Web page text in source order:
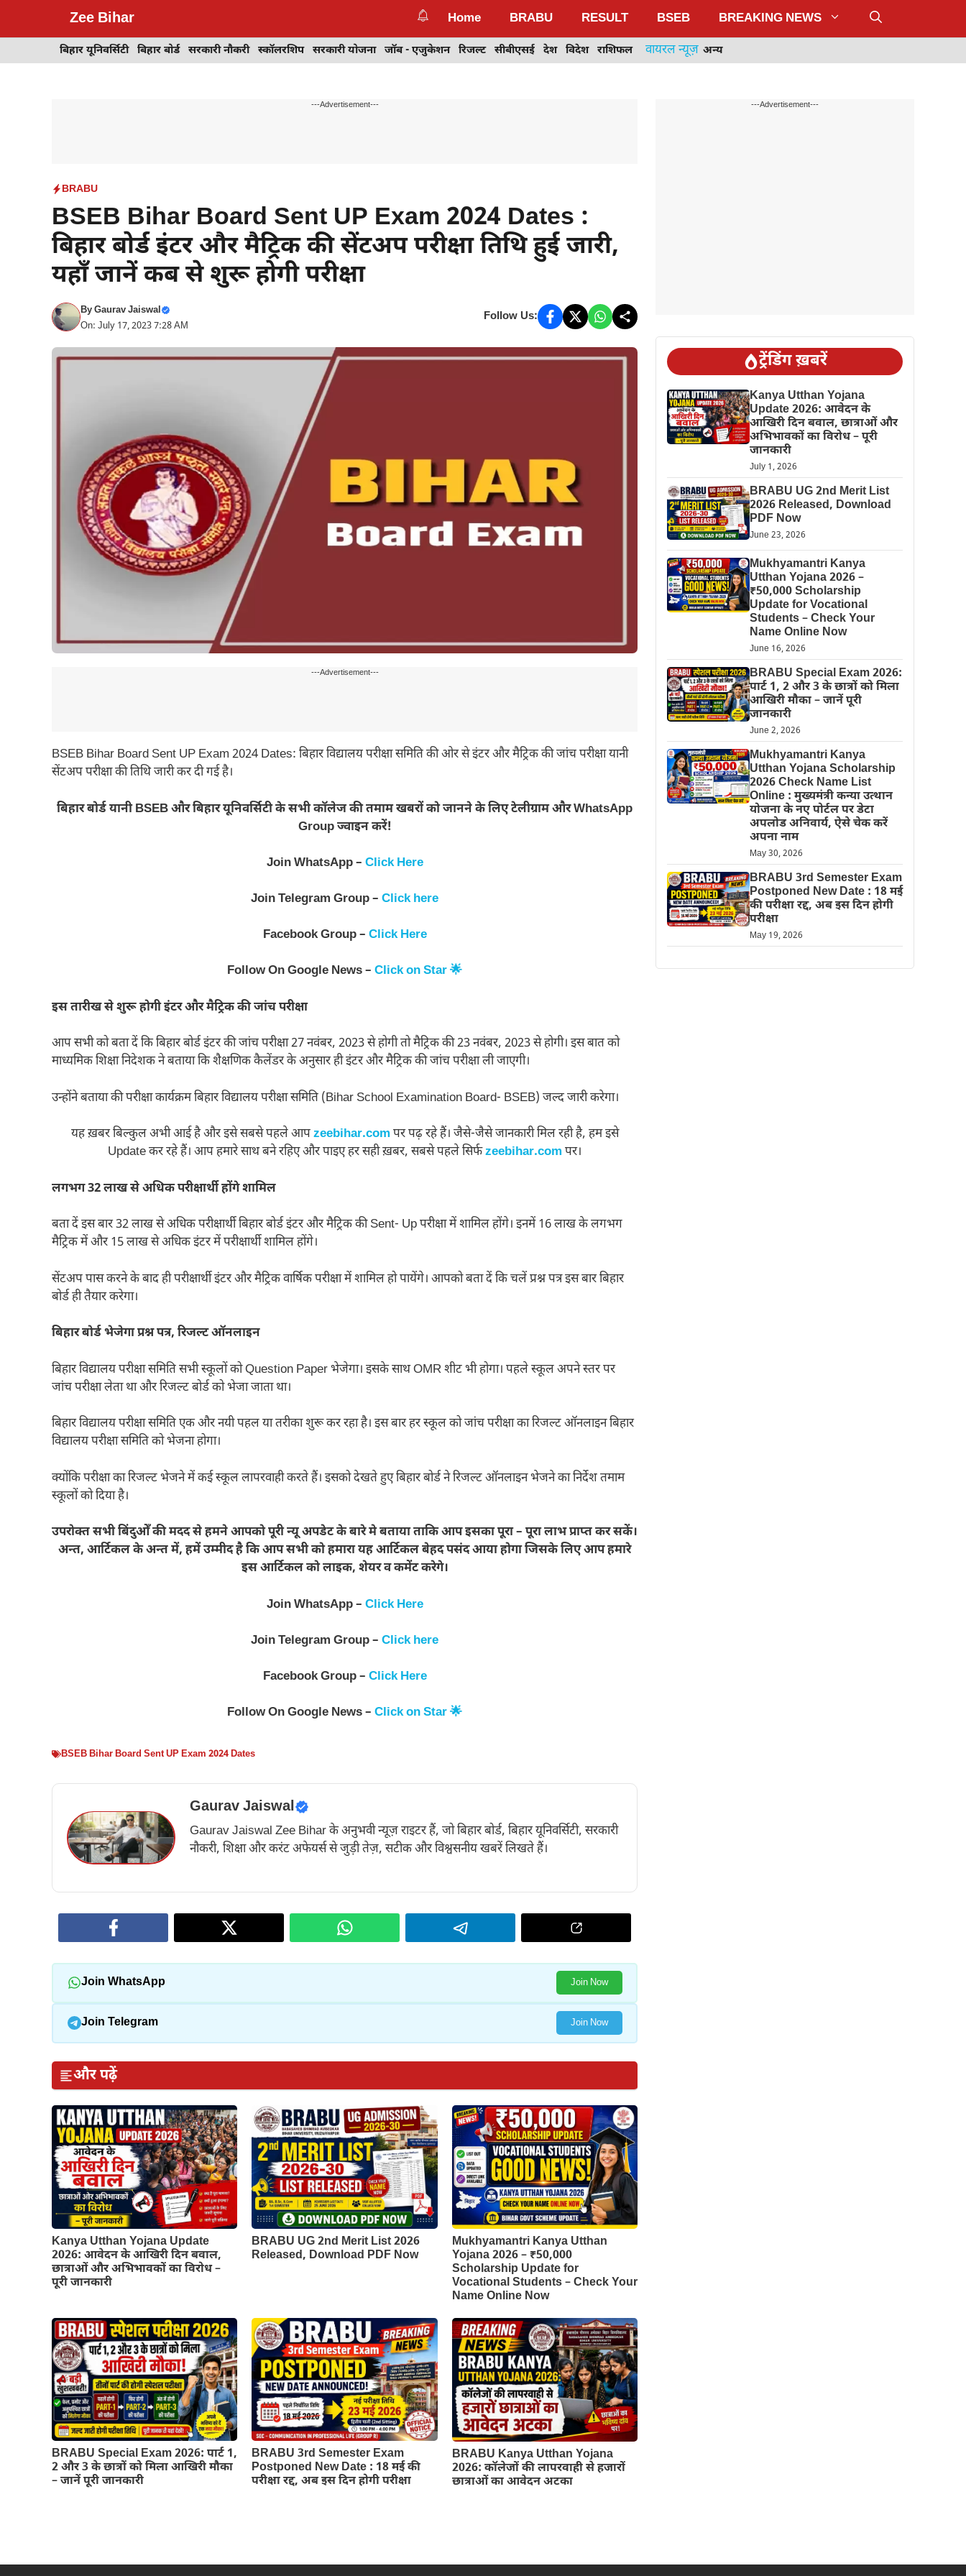
Zee Bihar Home BRABU RESULT BSEB BREAKING NEWS
बिहार यूनिवर्सिटी बिहार बोर्ड सरकारी नौकरी स्कॉलरशिप सरकारी योजना जॉब - एजुकेशन रिजल्ट सीबीएसई देश विदेश राशिफल वायरल न्यूज़ अन्य
---Advertisement---
BRABU
BSEB Bihar Board Sent UP Exam 2024 Dates :
बिहार बोर्ड इंटर और मैट्रिक की सेंटअप परीक्षा तिथि हुई जारी,
यहाँ जानें कब से शुरू होगी परीक्षा
ByGaurav Jaiswal
On: July 17, 2023 7:28 AM
Follow Us:
---Advertisement---
BSEB Bihar Board Sent UP Exam 2024 Dates: बिहार विद्यालय परीक्षा समिति की ओर से इंटर और मैट्रिक की जांच परीक्षा यानी
सेंटअप परीक्षा की तिथि जारी कर दी गई है।
बिहार बोर्ड यानी BSEB और बिहार यूनिवर्सिटी के सभी कॉलेज की तमाम खबरों को जानने के लिए टेलीग्राम और WhatsApp
Group ज्वाइन करें!
Join WhatsApp – Click Here
Join Telegram Group – Click here
Facebook Group – Click Here
Follow On Google News – Click on Star 🌟
इस तारीख से शुरू होगी इंटर और मैट्रिक की जांच परीक्षा
आप सभी को बता दें कि बिहार बोर्ड इंटर की जांच परीक्षा 27 नवंबर, 2023 से होगी तो मैट्रिक की 23 नवंबर, 2023 से होगी। इस बात को
माध्यमिक शिक्षा निदेशक ने बताया कि शैक्षणिक कैलेंडर के अनुसार ही इंटर और मैट्रिक की जांच परीक्षा ली जाएगी।
उन्होंने बताया की परीक्षा कार्यक्रम बिहार विद्यालय परीक्षा समिति (Bihar School Examination Board- BSEB) जल्द जारी करेगा।
यह ख़बर बिल्कुल अभी आई है और इसे सबसे पहले आपzeebihar.com पर पढ़ रहे हैं। जैसे-जैसे जानकारी मिल रही है, हम इसे
Update कर रहे हैं। आप हमारे साथ बने रहिए और पाइए हर सही ख़बर, सबसे पहले सिर्फzeebihar.com पर।
लगभग32 लाख से अधिक परीक्षार्थी होंगे शामिल
बता दें इस बार 32 लाख से अधिक परीक्षार्थी बिहार बोर्ड इंटर और मैट्रिक की Sent- Up परीक्षा में शामिल होंगे। इनमें 16 लाख के लगभग
मैट्रिक में और 15 लाख से अधिक इंटर में परीक्षार्थी शामिल होंगे।
सेंटअप पास करने के बाद ही परीक्षार्थी इंटर और मैट्रिक वार्षिक परीक्षा में शामिल हो पायेंगे। आपको बता दें कि चलें प्रश्न पत्र इस बार बिहार
बोर्ड ही तैयार करेगा।
बिहार बोर्ड भेजेगा प्रश्न पत्र, रिजल्ट ऑनलाइन
बिहार विद्यालय परीक्षा समिति सभी स्कूलों को Question Paper भेजेगा। इसके साथ OMR शीट भी होगा। पहले स्कूल अपने स्तर पर
जांच परीक्षा लेता था और रिजल्ट बोर्ड को भेजा जाता था।
बिहार विद्यालय परीक्षा समिति एक और नयी पहल या तरीका शुरू कर रहा है। इस बार हर स्कूल को जांच परीक्षा का रिजल्ट ऑनलाइन बिहार
विद्यालय परीक्षा समिति को भेजना होगा।
क्योंकि परीक्षा का रिजल्ट भेजने में कई स्कूल लापरवाही करते हैं। इसको देखते हुए बिहार बोर्ड ने रिजल्ट ऑनलाइन भेजने का निर्देश तमाम
स्कूलों को दिया है।
उपरोक्त सभी बिंदुओँ की मदद से हमने आपको पूरी न्यू अपडेट के बारे मे बताया ताकि आप इसका पूरा – पूरा लाभ प्राप्त कर सकें।
अन्त, आर्टिकल के अन्त में, हमें उम्मीद है कि आप सभी को हमारा यह आर्टिकल बेहद पसंद आया होगा जिसके लिए आप हमारे
इस आर्टिकल को लाइक, शेयर व कमेंट करेगे।
Join WhatsApp – Click Here
Join Telegram Group – Click here
Facebook Group – Click Here
Follow On Google News – Click on Star 🌟
BSEB Bihar Board Sent UP Exam 2024 Dates
Gaurav Jaiswal
Gaurav Jaiswal Zee Bihar के अनुभवी न्यूज़ राइटर हैं, जो बिहार बोर्ड, बिहार यूनिवर्सिटी, सरकारी
नौकरी, शिक्षा और करंट अफेयर्स से जुड़ी तेज़, सटीक और विश्वसनीय खबरें लिखते हैं।
Join WhatsApp Join Now
Join Telegram Join Now
और पढ़ें
Kanya Utthan Yojana Update
2026: आवेदन के आखिरी दिन बवाल,
छात्राओं और अभिभावकों का विरोध –
पूरी जानकारी
BRABU UG 2nd Merit List 2026
Released, Download PDF Now
Mukhyamantri Kanya Utthan
Yojana 2026 – ₹50,000
Scholarship Update for
Vocational Students – Check Your
Name Online Now
BRABU Special Exam 2026: पार्ट 1,
2 और 3 के छात्रों को मिला आखिरी मौका
– जानें पूरी जानकारी
BRABU 3rd Semester Exam
Postponed New Date : 18 मई की
परीक्षा रद्द, अब इस दिन होगी परीक्षा
BRABU Kanya Utthan Yojana
2026: कॉलेजों की लापरवाही से हजारों
छात्राओं का आवेदन अटका
---Advertisement---
ट्रेंडिंग ख़बरें
Kanya Utthan Yojana
Update 2026: आवेदन के
आखिरी दिन बवाल, छात्राओं और
अभिभावकों का विरोध – पूरी
जानकारी
July 1, 2026
BRABU UG 2nd Merit List
2026 Released, Download
PDF Now
June 23, 2026
Mukhyamantri Kanya
Utthan Yojana 2026 –
₹50,000 Scholarship
Update for Vocational
Students – Check Your
Name Online Now
June 16, 2026
BRABU Special Exam 2026:
पार्ट 1, 2 और 3 के छात्रों को मिला
आखिरी मौका – जानें पूरी
जानकारी
June 2, 2026
Mukhyamantri Kanya
Utthan Yojana Scholarship
2026 Check Name List
Online : मुख्यमंत्री कन्या उत्थान
योजना के नए पोर्टल पर डेटा
अपलोड अनिवार्य, ऐसे चेक करें
अपना नाम
May 30, 2026
BRABU 3rd Semester Exam
Postponed New Date : 18 मई
की परीक्षा रद्द, अब इस दिन होगी
परीक्षा
May 19, 2026